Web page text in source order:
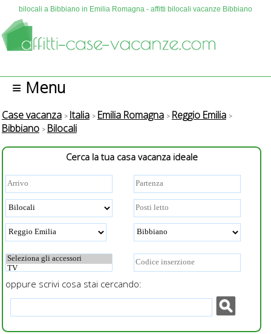
bilocali a Bibbiano in Emilia Romagna - affitti bilocali vacanze Bibbiano
≡ Menu
Case vacanza Italia Emilia Romagna
Reggio Emilia
Bibbiano
Bilocali
Cerca la tua casa vacanza ideale
oppure scrivi cosa stai cercando: